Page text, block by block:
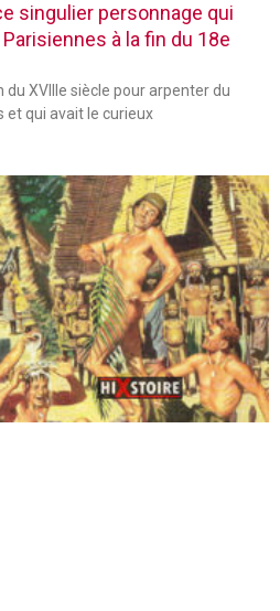
singulier personnage qui
à la fin du 18e
XVIIIe siècle pour arpenter du
et qui avait le curieux